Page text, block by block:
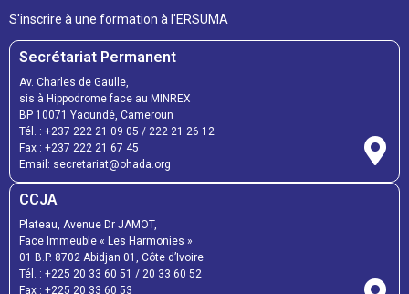
S'inscrire à une formation à l'ERSUMA
Secrétariat Permanent
Av. Charles de Gaulle,
sis à Hippodrome face au MINREX
BP 10071 Yaoundé, Cameroun
Tél. : +237 222 21 09 05 / 222 21 26 12
Fax : +237 222 21 67 45
Email: secretariat@ohada.org
CCJA
Plateau, Avenue Dr JAMOT,
Face Immeuble « Les Harmonies »
01 B.P. 8702 Abidjan 01, Côte d’Ivoire
Tél. : +225 20 33 60 51 / 20 33 60 52
Fax : +225 20 33 60 53